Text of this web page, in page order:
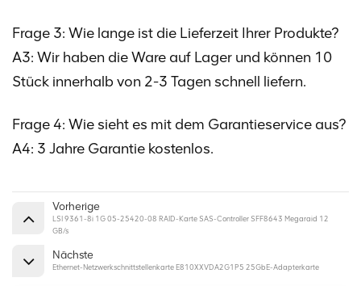
Frage 3: Wie lange ist die Lieferzeit Ihrer Produkte?
A3: Wir haben die Ware auf Lager und können 10
Stück innerhalb von 2-3 Tagen schnell liefern.
Frage 4: Wie sieht es mit dem Garantieservice aus?
A4: 3 Jahre Garantie kostenlos.
Vorherige
LSI 9361-8i 1G 05-25420-08 RAID-Karte SAS-Controller SFF8643 Megaraid 12
GB/s
Nächste
Ethernet-Netzwerkschnittstellenkarte E810XXVDA2G1P5 25GbE-Adapterkarte